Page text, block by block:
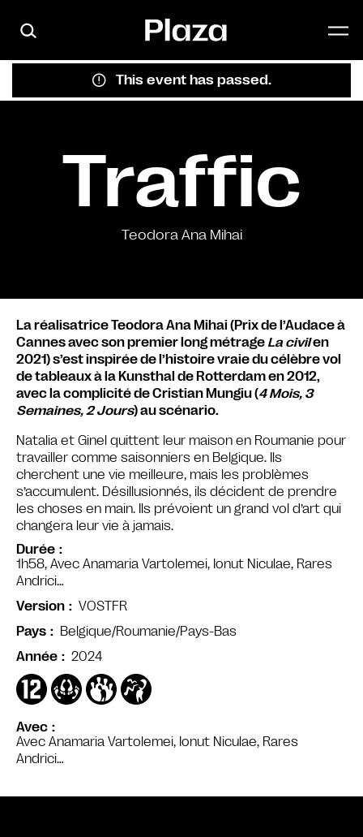
This event has passed.
Traffic
Teodora Ana Mihai
Avec
Avec Anamaria Vartolemei, Ionut Niculae, Rares
Andrici…
La réalisatrice Teodora Ana Mihai (Prix de l’Audace à
Cannes avec son premier long métrage La civilen
2021) s’est inspirée de l’histoire vraie du célèbre vol
de tableaux à la Kunsthal de Rotterdam en 2012,
avec la complicité de Cristian Mungiu (4 Mois, 3
Semaines, 2 Jours) au scénario.
Natalia et Ginel quittent leur maison en Roumanie pour
travailler comme saisonniers en Belgique. Ils
cherchent une vie meilleure, mais les problèmes
s’accumulent. Désillusionnés, ils décident de prendre
les choses en main. Ils prévoient un grand vol d’art qui
changera leur vie à jamais.
Durée
1h58, Avec Anamaria Vartolemei, Ionut Niculae, Rares
Andrici…
Version
VOSTFR
Pays
Belgique/Roumanie/Pays-Bas
Année
2024